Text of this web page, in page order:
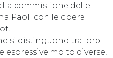
commistione delle
Paoli con le opere
si distinguono tra loro
espressive molto diverse,